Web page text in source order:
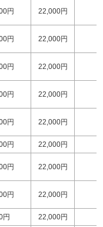
円 22,000円
円 22,000円
円 22,000円
円 22,000円
円 22,000円
円 22,000円
円 22,000円
円 22,000円
円 22,000円